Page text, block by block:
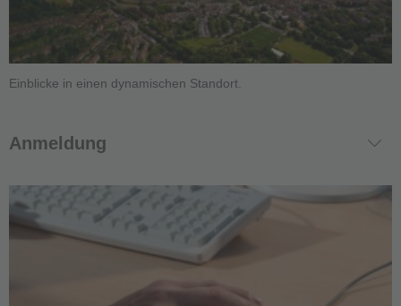
Einblicke in einen dynamischen Standort.
Anmeldung